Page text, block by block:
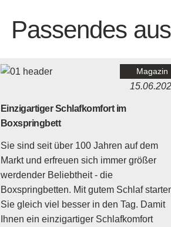
Passendes
Magazin
Einzigartiger Schlafkomfort im
Boxspringbett
Sie sind seit über 100 Jahren auf dem
Markt und erfreuen sich immer größer
werdender Beliebtheit - die
Boxspringbetten. Mit gutem Schlaf
Sie gleich viel besser in den Tag. Damit
Ihnen ein einzigartiger Schlafkomfort